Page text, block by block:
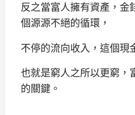
反之當富人擁有資產，金
個源源不絕的循環，
不停的流向收入，這個現
也就是窮人之所以更窮，
的關鍵。